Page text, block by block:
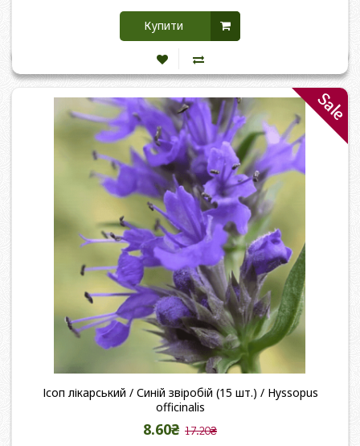
Купити
Sale
Ісоп лікарський / Синій звіробій (15 шт.) / Hyssopus
officinalis
8.60₴ 17.20₴